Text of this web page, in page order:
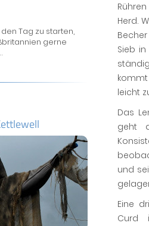
Tag zu starten,
gerne
Herd.
Sieb
leicht
Das
geht
und
Eine
Curd